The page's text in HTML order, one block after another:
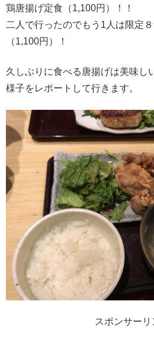
鶏唐揚げ定食（1,100円）！！
二人で行ったのでもう1人は限定
（1,100円）！
久しぶりに食べる唐揚げは美味し
様子をレポートして行きます。
スポンサーリ